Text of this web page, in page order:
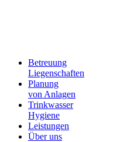
Betreuung
Liegenschaften
Planung
von Anlagen
Trinkwasser
Hygiene
Leistungen
Über uns